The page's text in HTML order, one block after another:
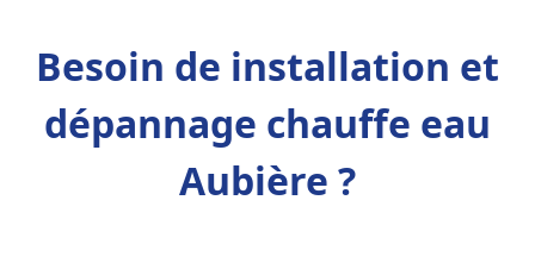
Besoin de installation et
dépannage chauffe eau
Aubière ?